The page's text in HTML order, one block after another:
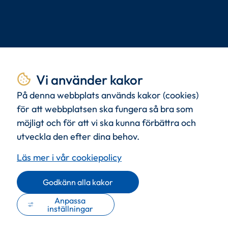
Vi använder kakor
På denna webbplats används kakor (cookies)
för att webbplatsen ska fungera så bra som
möjligt och för att vi ska kunna förbättra och
utveckla den efter dina behov.
Läs mer i vår cookiepolicy
Godkänn alla kakor
Anpassa
inställningar
Tillsammans
livskvalitet.
Medkundeni centrum och